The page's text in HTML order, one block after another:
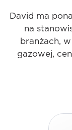
David ma
na
branżach,
gazowej,
regionach